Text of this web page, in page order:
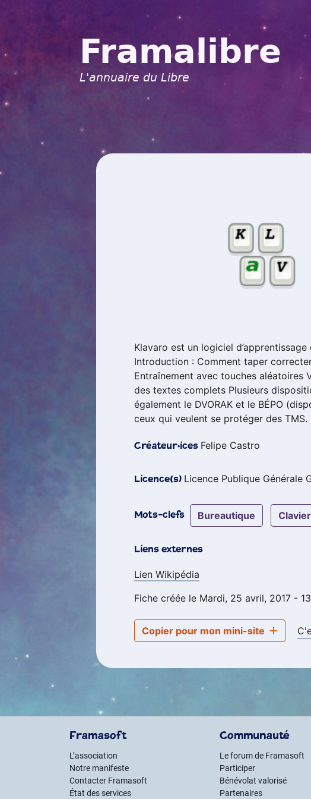
Framalibre
L'annuaire du Libre
Klavaro est un logiciel
Introduction : Comment taper
Entraînement avec touches aléatoires
des textes complets Plusieurs
également le DVORAK et le BÉPO
ceux qui veulent se protéger des TMS.
Créateur·ices Felipe Castro
Licence(s) Licence Publique Générale
Mots-clefs bureautique clavier
Liens externes
Lien Wikipédia
Fiche créée le Mardi, 25 avril, 2017 -
Copier pour mon mini-site
Framasoft
L’association
Notre manifeste
Contacter Framasoft
État des services
Communauté
Le forum de Framasoft
Participer
Bénévolat valorisé
Partenaires